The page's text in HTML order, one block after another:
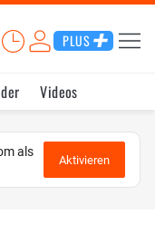
PLUS
Videos
als
Aktivieren